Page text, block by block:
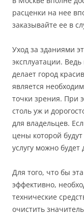
расценки на нее
заказывайте ее в
Уход за зданиями
эксплуатации.
делает город
является
точки зрения. При
столь уж и
для владельцев.
цены которой
услугу можно будет
Для того, что бы
эффективно,
технические
очистить